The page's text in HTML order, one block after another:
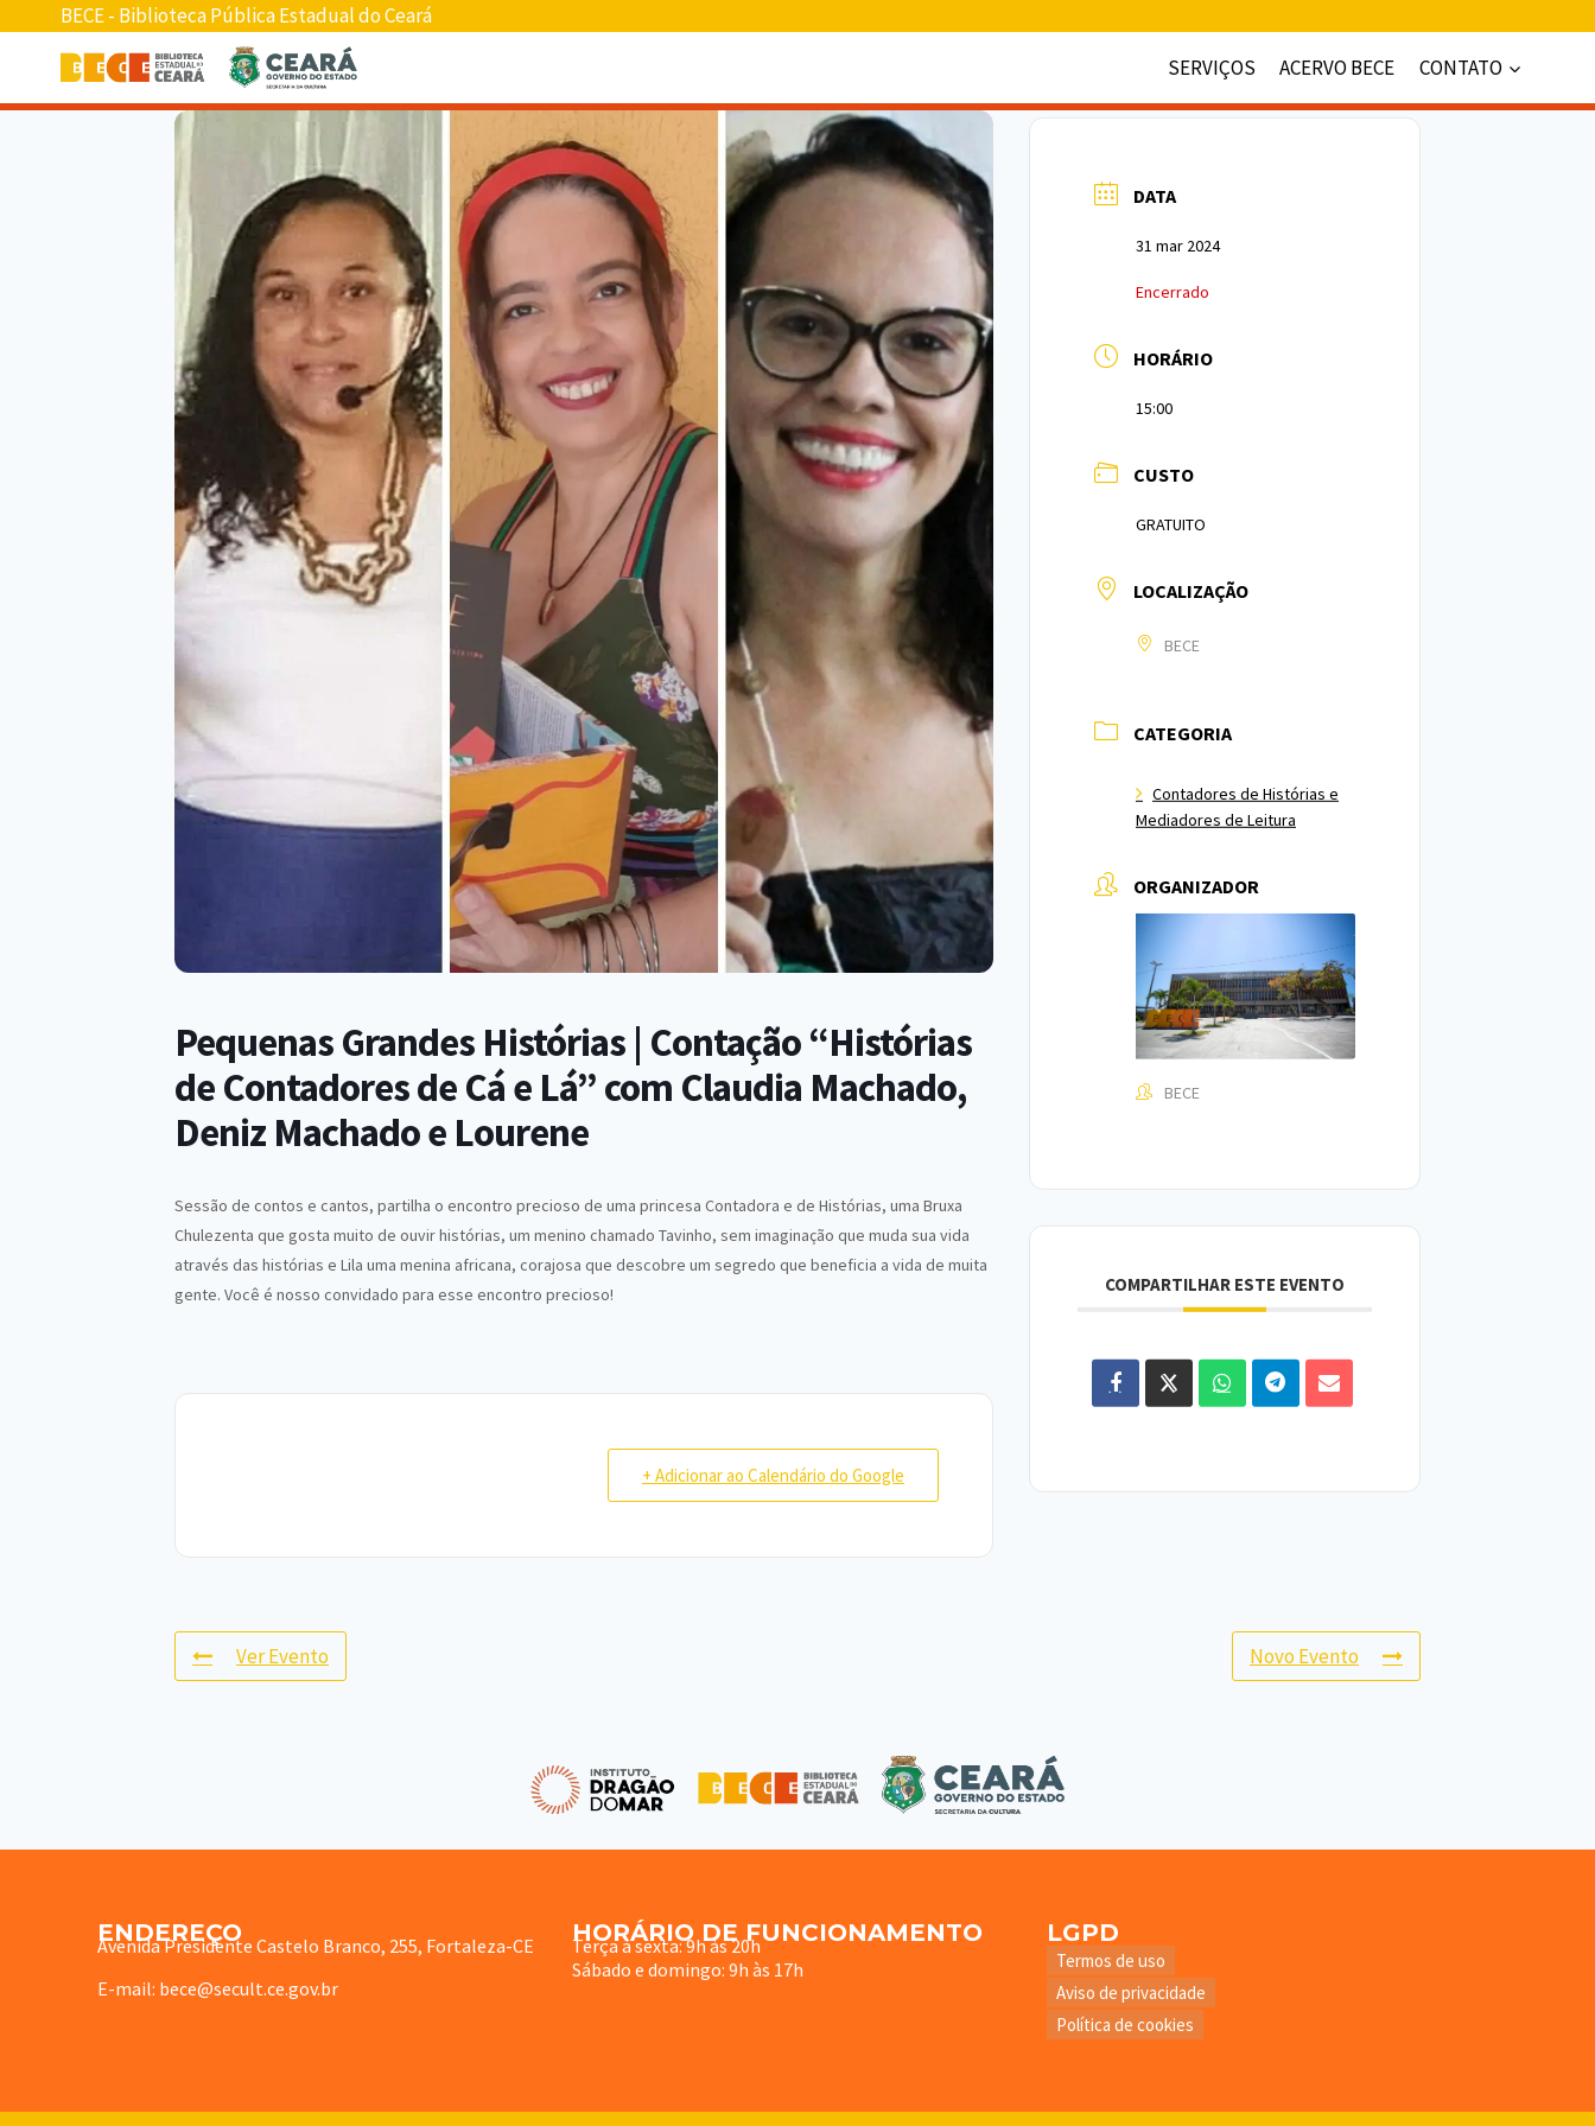
BECE - Biblioteca Pública Estadual do Ceará
SERVIÇOS
ACERVO BECE CONTATO
Pequenas Grandes Histórias | Contação “Histórias
de Contadores de Cá e Lá” com Claudia Machado,
Deniz Machado e Lourene
Sessão de contos e cantos, partilha o encontro precioso de uma princesa Contadora e de Histórias, uma Bruxa
Chulezenta que gosta muito de ouvir histórias, um menino chamado Tavinho, sem imaginação que muda sua vida
através das histórias e Lila uma menina africana, corajosa que descobre um segredo que beneficia a vida de muita
gente. Você é nosso convidado para esse encontro precioso!
+ Adicionar ao Calendário do Google
DATA
31 mar 2024
Encerrado
HORÁRIO
15:00
CUSTO
GRATUITO
LOCALIZAÇÃO
BECE
CATEGORIA
Contadores de Histórias e
Mediadores de Leitura
ORGANIZADOR
BECE
COMPARTILHAR ESTE EVENTO
Ver Evento Novo Evento
ENDEREÇO
Avenida Presidente Castelo Branco, 255, Fortaleza-CE
E-mail: bece@secult.ce.gov.br
HORÁRIO DE FUNCIONAMENTO
Terça à sexta: 9h às 20h
Sábado e domingo: 9h às 17h
LGPD
Termos de uso
Aviso de privacidade
Política de cookies